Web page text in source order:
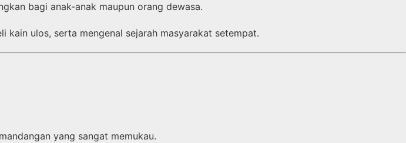
bagi anak-anak maupun orang dewasa.
kain ulos, serta mengenal sejarah masyarakat setempat.
yang sangat memukau.